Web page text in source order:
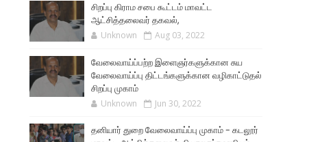
சிறப்பு கிராம சபை கூட்டம் மாவட்ட
ஆட்சித்தலைவர் தகவல்,
Unknown Aug 03, 2022
வேலைவாய்ப்பற்ற இளைஞர்களுக்கான சுய
வேலைவாய்ப்பு திட்டங்களுக்கான வழிகாட்டுதல்
சிறப்பு முகாம்
Unknown Jun 30, 2022
தனியார் துறை வேலைவாய்ப்பு முகாம் - கடலூர்